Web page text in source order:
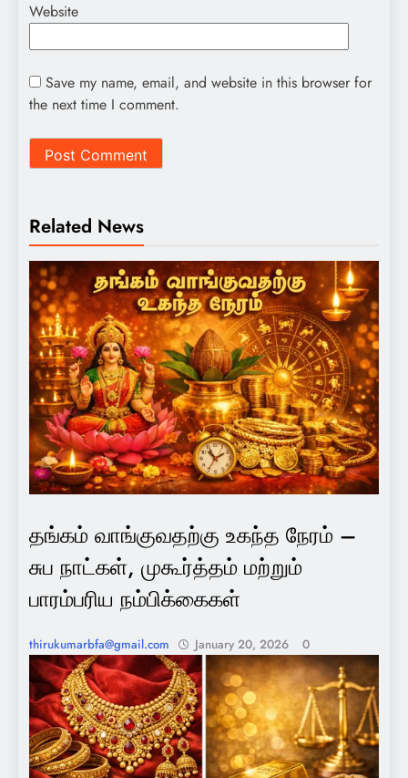
Website
Save my name, email, and website in this browser for
the next time I comment.
Related News
தங்கம் வாங்குவதற்கு உகந்த நேரம் –
சுப நாட்கள், முகூர்த்தம் மற்றும்
பாரம்பரிய நம்பிக்கைகள்
thirukumarbfa@gmail.com January 20, 2026 0